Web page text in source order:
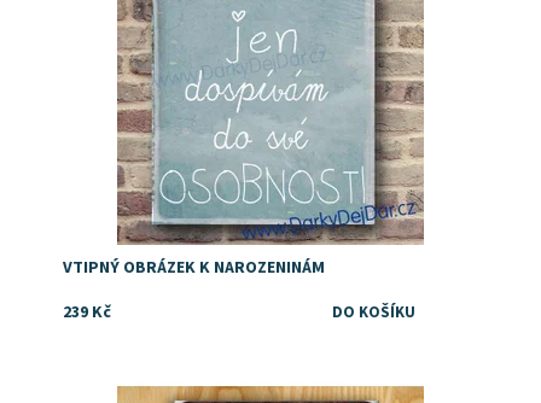
VTIPNÝ OBRÁZEK K NAROZENINÁM
239 Kč
Dostupnost: Skladem